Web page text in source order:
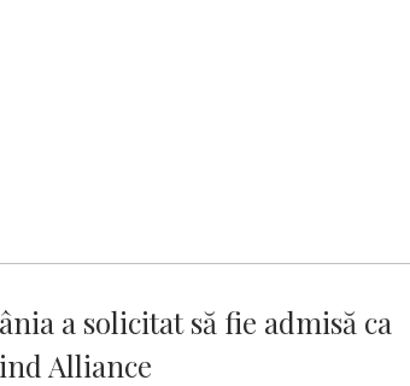
a solicitat să fie admisă ca
Alliance